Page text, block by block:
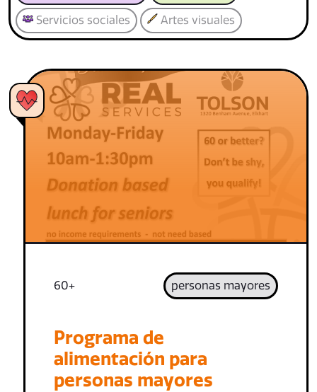
Servicios sociales Artes visuales
60+ personas mayores
Programa de
alimentación para
personas mayores